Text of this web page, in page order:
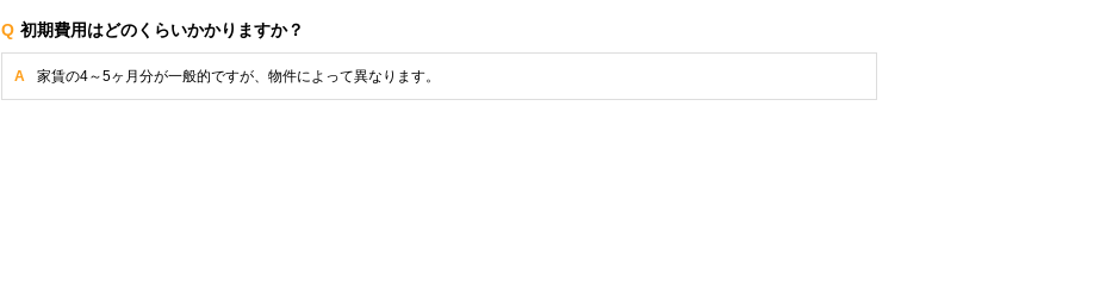
Q 初期費用はどのくらいかかりますか？
A 家賃の4～5ヶ月分が一般的ですが、物件によって異なります。